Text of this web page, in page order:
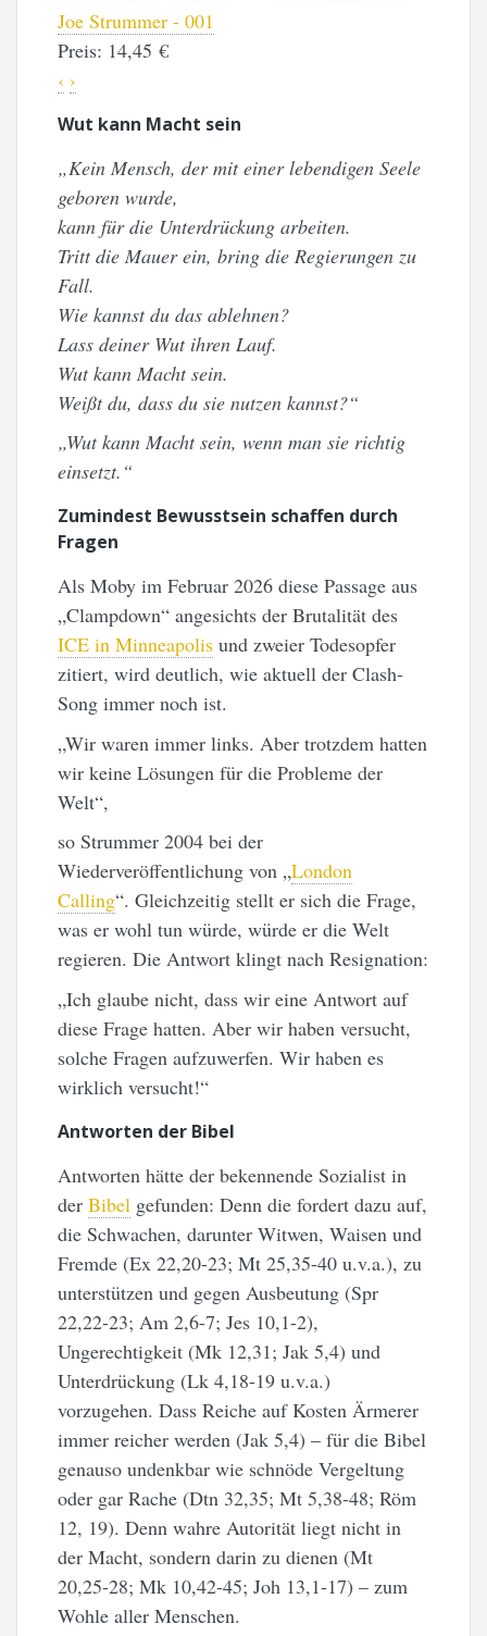
Joe Strummer - 001
Preis: 14,45 €
‹ ›
Wut kann Macht sein
„Kein Mensch, der mit einer lebendigen Seele
geboren wurde,
kann für die Unterdrückung arbeiten.
Tritt die Mauer ein, bring die Regierungen zu
Fall.
Wie kannst du das ablehnen?
Lass deiner Wut ihren Lauf.
Wut kann Macht sein.
Weißt du, dass du sie nutzen kannst?“
„Wut kann Macht sein, wenn man sie richtig
einsetzt.“
Zumindest Bewusstsein schaffen durch
Fragen
Als Moby im Februar 2026 diese Passage aus
„Clampdown“ angesichts der Brutalität des
ICE in Minneapolis und zweier Todesopfer
zitiert, wird deutlich, wie aktuell der Clash-
Song immer noch ist.
„Wir waren immer links. Aber trotzdem hatten
wir keine Lösungen für die Probleme der
Welt“,
so Strummer 2004 bei der
Wiederveröffentlichung von „London
Calling“. Gleichzeitig stellt er sich die Frage,
was er wohl tun würde, würde er die Welt
regieren. Die Antwort klingt nach Resignation:
„Ich glaube nicht, dass wir eine Antwort auf
diese Frage hatten. Aber wir haben versucht,
solche Fragen aufzuwerfen. Wir haben es
wirklich versucht!“
Antworten der Bibel
Antworten hätte der bekennende Sozialist in
derBibel gefunden: Denn die fordert dazu auf,
die Schwachen, darunter Witwen, Waisen und
Fremde (Ex 22,20-23; Mt 25,35-40 u.v.a.), zu
unterstützen und gegen Ausbeutung (Spr
22,22-23; Am 2,6-7; Jes 10,1-2),
Ungerechtigkeit (Mk 12,31; Jak 5,4) und
Unterdrückung (Lk 4,18-19 u.v.a.)
vorzugehen. Dass Reiche auf Kosten Ärmerer
immer reicher werden (Jak 5,4) – für die Bibel
genauso undenkbar wie schnöde Vergeltung
oder gar Rache (Dtn 32,35; Mt 5,38-48; Röm
12, 19). Denn wahre Autorität liegt nicht in
der Macht, sondern darin zu dienen (Mt
20,25-28; Mk 10,42-45; Joh 13,1-17) – zum
Wohle aller Menschen.